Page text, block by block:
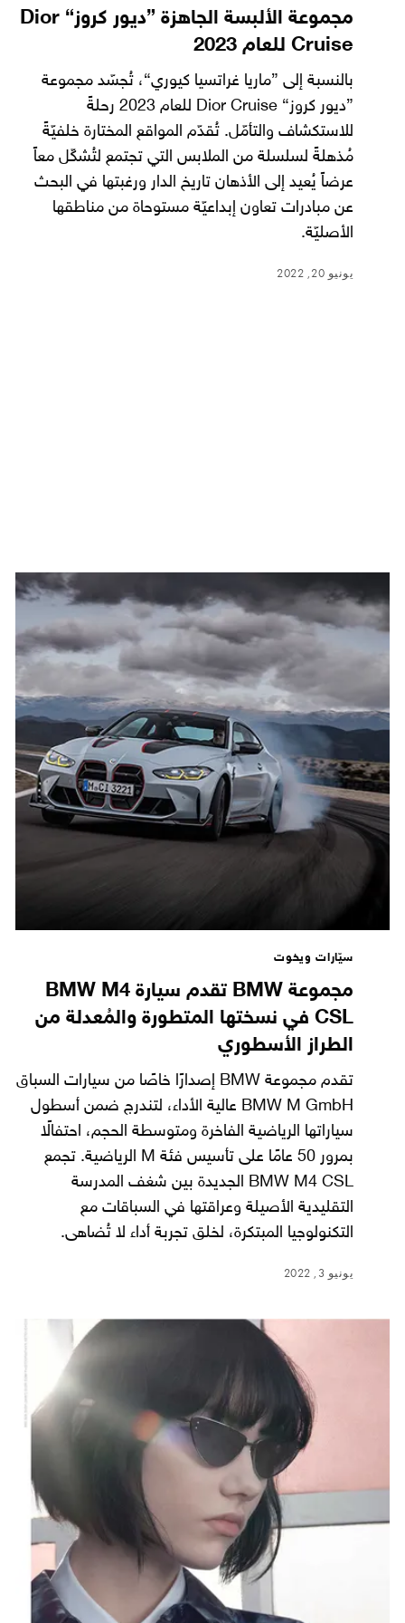
مجموعة الألبسة الجاهزة ”ديور كروز“ Dior
Cruise للعام 2023
بالنسبة إلى ”ماريا غراتسيا كيوري“، تُجسّد مجموعة
”ديور كروز“ Dior Cruise للعام 2023 رحلةً
للاستكشاف والتأمّل. تُقدّم المواقع المختارة خلفيّةً
مُذهلةً لسلسلة من الملابس التي تجتمع لتُشكّل معاً
عرضاً يُعيد إلى الأذهان تاريخ الدار ورغبتها في البحث
عن مبادرات تعاون إبداعيّة مستوحاة من مناطقها
الأصليّة.
يونيو 20, 2022
سيّارات ويخوت
مجموعة BMW تقدم سيارة BMW M4
CSL في نسختها المتطورة والمُعدلة من
الطراز الأسطوري
تقدم مجموعة BMW إصدارًا خاصًا من سيارات السباق
BMW M GmbH عالية الأداء، لتندرج ضمن أسطول
سياراتها الرياضية الفاخرة ومتوسطة الحجم، احتفالًا
بمرور 50 عامًا على تأسيس فئة M الرياضية. تجمع
BMW M4 CSL الجديدة بين شغف المدرسة
التقليدية الأصيلة وعراقتها في السباقات مع
التكنولوجيا المبتكرة، لخلق تجربة أداء لا تُضاهى.
يونيو 3, 2022